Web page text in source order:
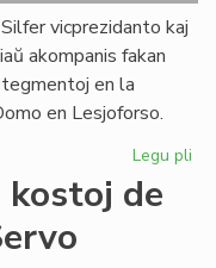
vicprezidanto kaj
akompanis fakan
en la
en Lesjoforso.
Legu pli
de